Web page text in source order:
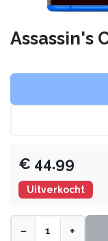
Assassin's
€ 44.99
Uitverkocht
− +